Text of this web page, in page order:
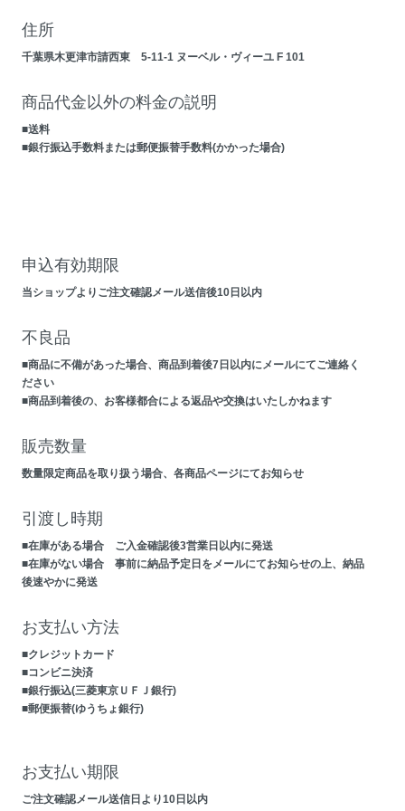
住所
千葉県木更津市請西東 5-11-1 ヌーベル・ヴィーユ F 101
商品代金以外の料金の説明
■送料
■銀行振込手数料または郵便振替手数料(かかった場合)
申込有効期限
当ショップよりご注文確認メール送信後10日以内
不良品
■商品に不備があった場合、商品到着後7日以内にメールにてご連絡く
ださい
■商品到着後の、お客様都合による返品や交換はいたしかねます
販売数量
数量限定商品を取り扱う場合、各商品ページにてお知らせ
引渡し時期
■在庫がある場合 ご入金確認後3営業日以内に発送
■在庫がない場合 事前に納品予定日をメールにてお知らせの上、納品
後速やかに発送
お支払い方法
■クレジットカード
■コンビニ決済
■銀行振込(三菱東京ＵＦＪ銀行)
■郵便振替(ゆうちょ銀行)
お支払い期限
ご注文確認メール送信日より10日以内